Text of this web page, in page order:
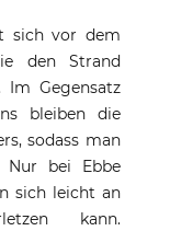
sich vor dem
den Strand
Gegensatz
bleiben die
sodass man
Nur bei Ebbe
sich leicht an
kann.